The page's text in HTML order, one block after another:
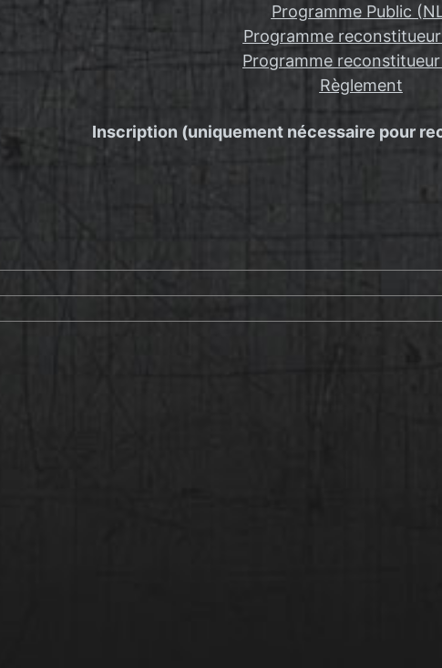
Programme Public
Programme
Programme
Règlement
Inscription (uniquement nécessaire pour